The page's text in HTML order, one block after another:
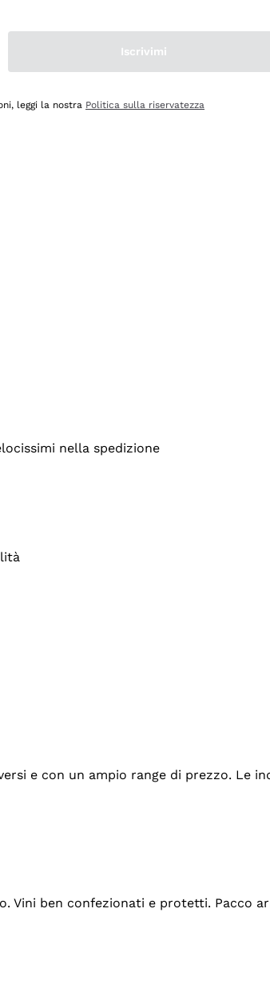
👍
nella spedizione
e con un ampio range di prezzo. Le
Vini ben confezionati e protetti. Pacco
Iscrivimi
leggi la nostra Politica sulla riservatezza